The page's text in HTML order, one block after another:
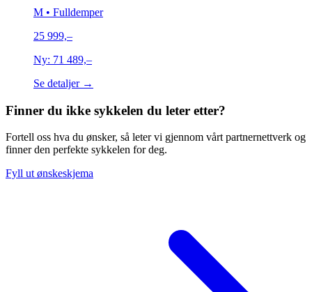
M • Fulldemper
25 999,–
Ny: 71 489,–
Se detaljer →
Finner du ikke sykkelen du leter etter?
Fortell oss hva du ønsker, så leter vi gjennom vårt partnernettverk og
finner den perfekte sykkelen for deg.
Fyll ut ønskeskjema